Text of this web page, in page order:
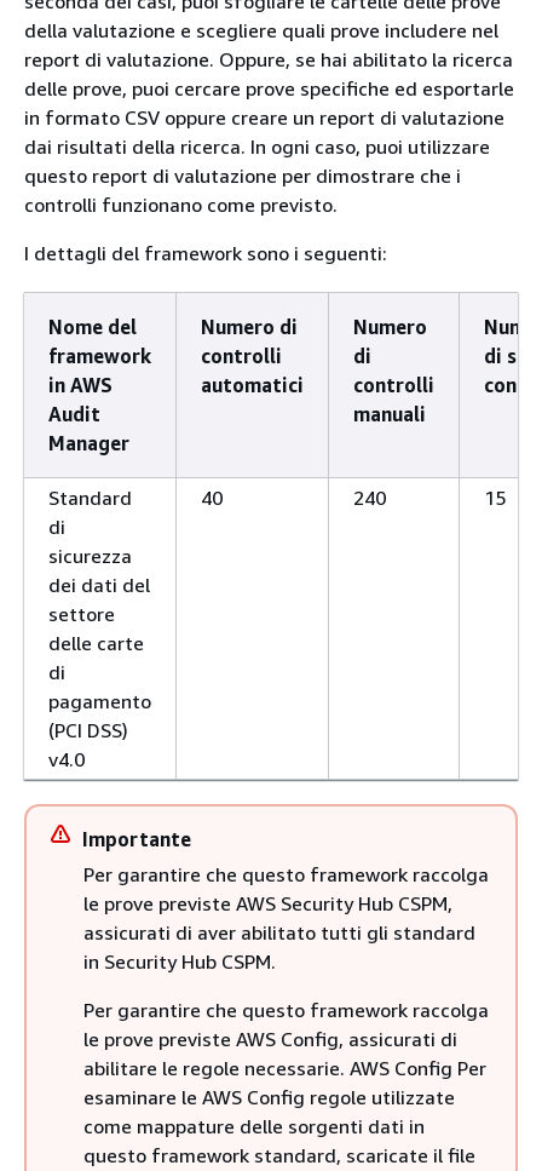
della valutazione e scegliere quali prove includere nel
report di valutazione. Oppure, se hai abilitato la ricerca
delle prove, puoi cercare prove specifiche ed esportarle
in formato CSV oppure creare un report di valutazione
dai risultati della ricerca. In ogni caso, puoi utilizzare
questo report di valutazione per dimostrare che i
controlli funzionano come previsto.
I dettagli del framework sono i seguenti:
Nome del
framework
in AWS
Audit
Manager
Numero di
controlli
automatici
Numero
di
controlli
manuali
di set
Standard
di
sicurezza
dei dati del
settore
delle carte
di
pagamento
(PCI DSS)
v4.0
40 240 15
Importante
Per garantire che questo framework raccolga
le prove previste AWS Security Hub CSPM,
assicurati di aver abilitato tutti gli standard
in Security Hub CSPM.
Per garantire che questo framework raccolga
le prove previste AWS Config, assicurati di
abilitare le regole necessarie. AWS Config Per
esaminare le AWS Config regole utilizzate
come mappature delle sorgenti dati in
questo framework standard, scaricate il file